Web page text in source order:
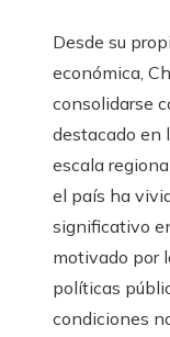
Desde su
económica,
consolidarse
destacado en
escala
el país ha
significativo
motivado por
políticas
condiciones